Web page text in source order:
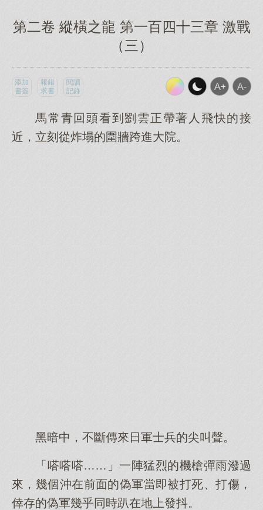
第二卷 縱橫之龍 第一百四十三章 激戰
（三）
添加
書簽
報錯
求書
閱讀
記錄
馬常青回頭看到劉雲正帶著人飛快的接
近，立刻從炸塌的圍牆跨進大院。
黑暗中，不斷傳來日軍士兵的尖叫聲。
「嗒嗒嗒……」一陣猛烈的機槍彈雨潑過
來，幾個沖在前面的偽軍當即被打死、打傷，
倖存的偽軍幾乎同時趴在地上發抖。